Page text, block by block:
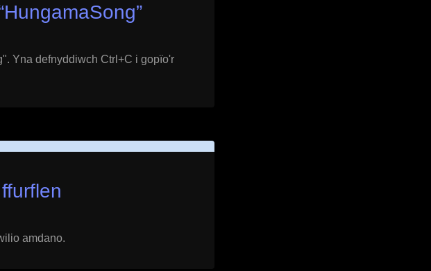
HungamaSong”
". Yna defnyddiwch Ctrl+C i gopïo'r
amdano.